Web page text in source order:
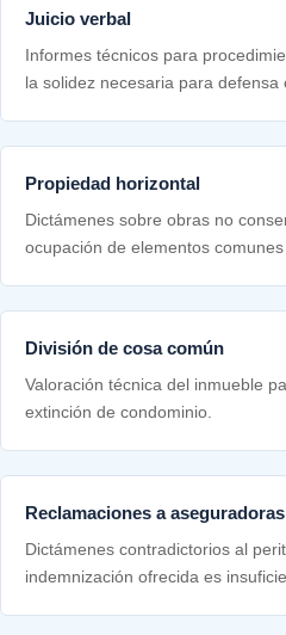
Juicio verbal
Informes técnicos para
la solidez necesaria para defensa
Propiedad horizontal
Dictámenes sobre obras no
ocupación de elementos
División de cosa común
Valoración técnica del inmueble
extinción de condominio.
Reclamaciones a aseguradoras
Dictámenes contradictorios al
indemnización ofrecida es